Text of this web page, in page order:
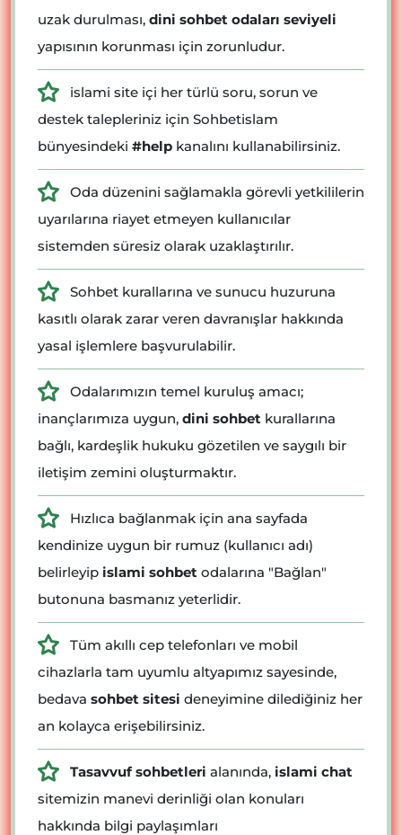
uzak durulması, dini sohbet odaları seviyeli
yapısının korunması için zorunludur.
islami site içi her türlü soru, sorun ve
destek talepleriniz için Sohbetislam
bünyesindeki #help kanalını kullanabilirsiniz.
Oda düzenini sağlamakla görevli yetkililerin
uyarılarına riayet etmeyen kullanıcılar
sistemden süresiz olarak uzaklaştırılır.
Sohbet kurallarına ve sunucu huzuruna
kasıtlı olarak zarar veren davranışlar hakkında
yasal işlemlere başvurulabilir.
Odalarımızın temel kuruluş amacı;
inançlarımıza uygun, dini sohbet kurallarına
bağlı, kardeşlik hukuku gözetilen ve saygılı bir
iletişim zemini oluşturmaktır.
Hızlıca bağlanmak için ana sayfada
kendinize uygun bir rumuz (kullanıcı adı)
belirleyip islami sohbet odalarına "Bağlan"
butonuna basmanız yeterlidir.
Tüm akıllı cep telefonları ve mobil
cihazlarla tam uyumlu altyapımız sayesinde,
bedava sohbet sitesi deneyimine dilediğiniz her
an kolayca erişebilirsiniz.
Tasavvuf sohbetleri alanında, islami chat
sitemizin manevi derinliği olan konuları
hakkında bilgi paylaşımları